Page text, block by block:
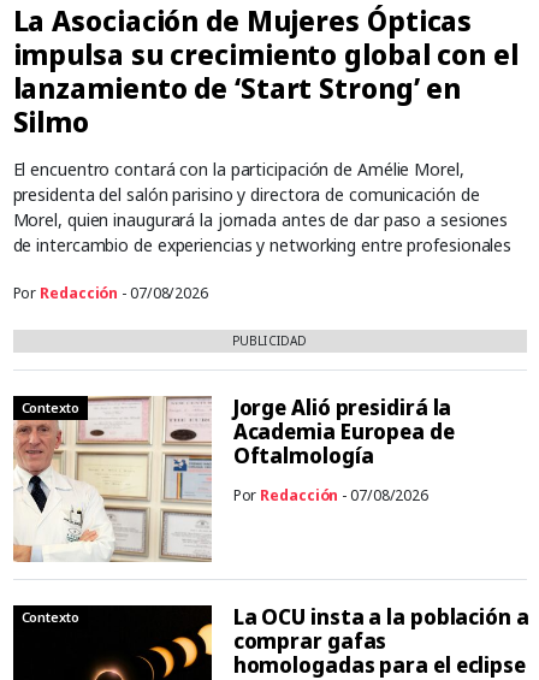
La Asociación de Mujeres Ópticas
impulsa su crecimiento global con el
lanzamiento de ‘Start Strong’ en
Silmo
El encuentro contará con la participación de Amélie Morel,
presidenta del salón parisino y directora de comunicación de
Morel, quien inaugurará la jornada antes de dar paso a sesiones
de intercambio de experiencias y networking entre profesionales
Por Redacción - 07/08/2026
PUBLICIDAD
Contexto
Jorge Alió presidirá la
Academia Europea de
Oftalmología
Por Redacción - 07/08/2026
Contexto
La OCU insta a la población a
comprar gafas
homologadas para el eclipse